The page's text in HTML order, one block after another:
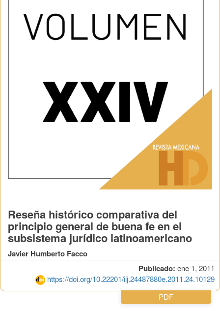
Publicado: ene 1, 2011
https://doi.org/10.22201/iij.24487880e.2011.24.10129
Reseña histórico comparativa del
principio general de buena fe en el
subsistema jurídico latinoamericano
Javier Humberto Facco
PDF